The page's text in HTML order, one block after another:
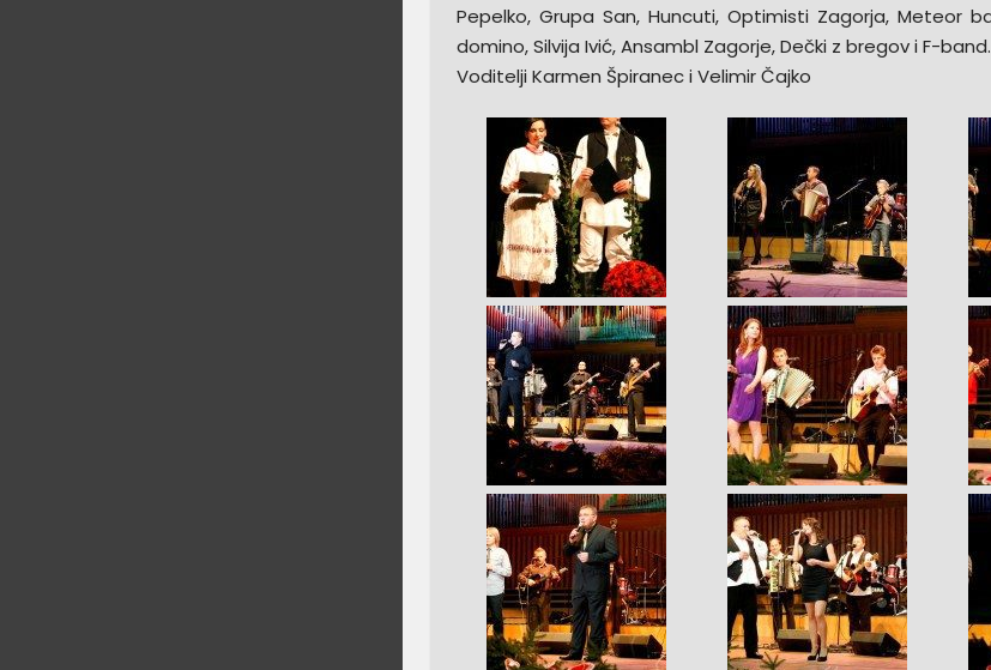
Pepelko, Grupa San, Huncuti, Optimisti Zagorja, Meteor
domino, Silvija Ivić, Ansambl Zagorje, Dečki z bregov i F-
Voditelji Karmen Špiranec i Velimir Čajko